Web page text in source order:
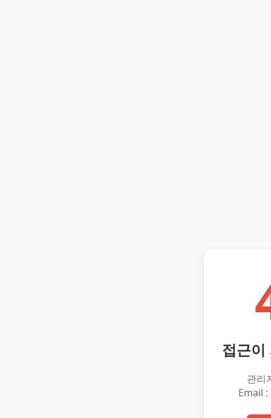
접근이
관리
Email